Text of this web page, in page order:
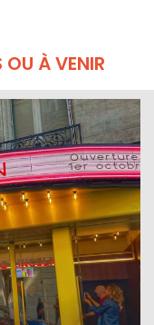
OU À VENIR